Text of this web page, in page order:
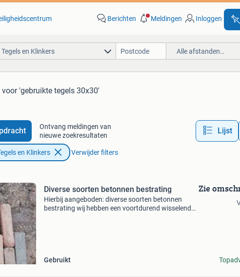
Berichten Meldingen Inloggen
Tegels en Klinkers Alle afstanden…
voor 'gebruikte tegels 30x30'
Ontvang meldingen van
nieuwe zoekresultaten
Lijst
en Klinkers Verwijder filters
Diverse soorten betonnen bestrating
Hierbij aangeboden: diverse soorten betonnen
bestrating wij hebben een voortdurend wisselend
Gebruikt
Zie